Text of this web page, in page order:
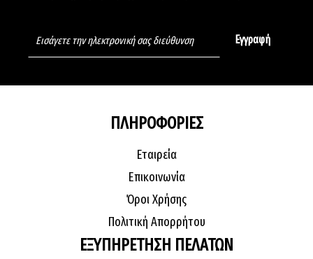
ΠΛΗΡΟΦΟΡΙΕΣ
Εταιρεία
Επικοινωνία
Όροι Χρήσης
Πολιτική Απορρήτου
ΕΞΥΠΗΡΕΤΗΣΗ ΠΕΛΑΤΩΝ